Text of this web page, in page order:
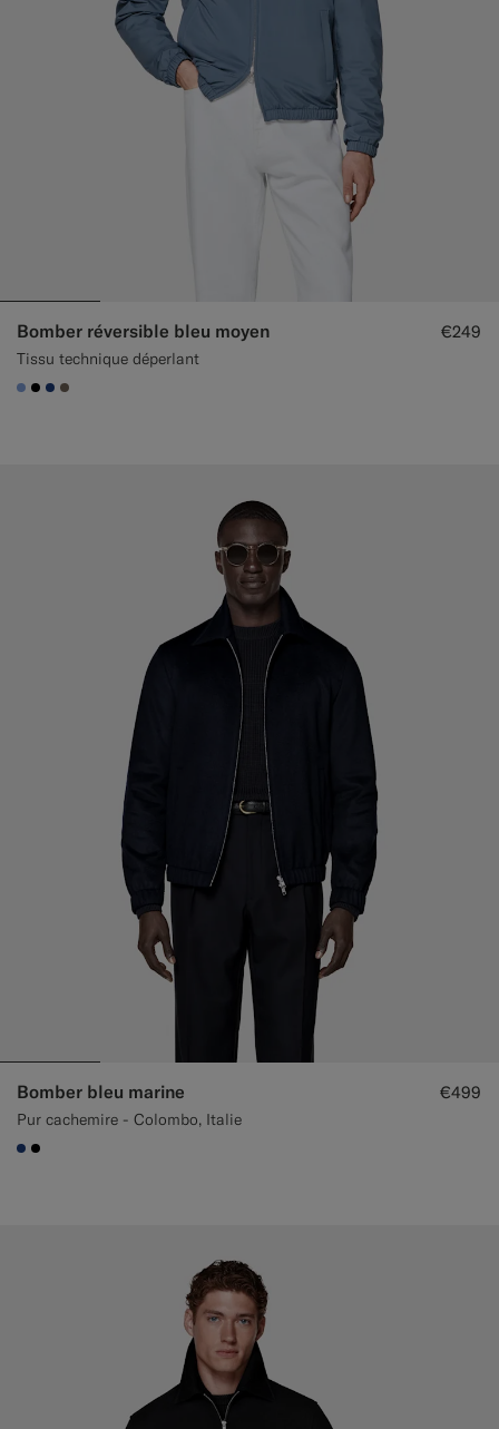
Bomber réversible bleu moyen
Tissu technique déperlant
€249
#82A1DC
#000000
#1C3D7A
#706559
Bomber bleu marine
Pur cachemire - Colombo, Italie
€499
#1C3D7A
#000000